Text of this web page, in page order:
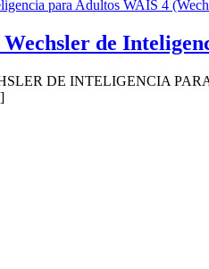
de
DE INTELIGENCIA